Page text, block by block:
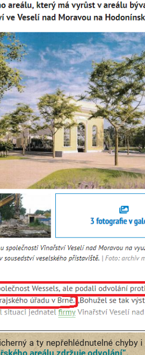
a ty nepřehlédnutelné
areálu zdržuje odvolání“.